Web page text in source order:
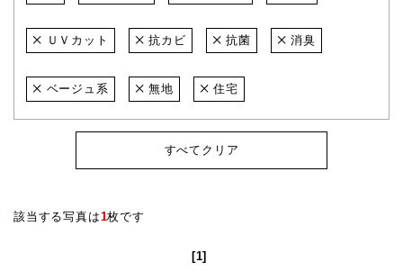
ＵＶカット 抗カビ 抗菌 消臭
ベージュ系 無地 住宅
すべてクリア
該当する写真は1枚です
[1]